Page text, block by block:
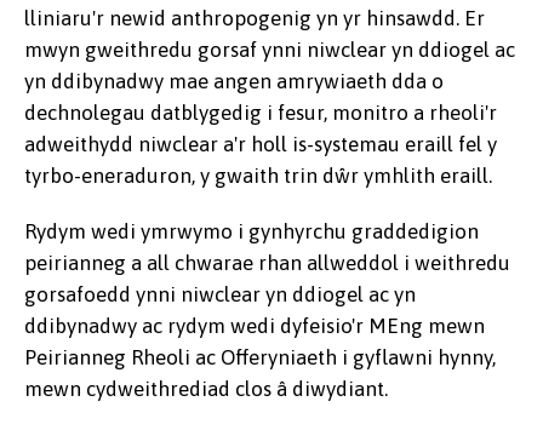
lliniaru'r newid anthropogenig yn yr hinsawdd. Er
mwyn gweithredu gorsaf ynni niwclear yn ddiogel ac
yn ddibynadwy mae angen amrywiaeth dda o
dechnolegau datblygedig i fesur, monitro a rheoli'r
adweithydd niwclear a'r holl is-systemau eraill fel y
tyrbo-eneraduron, y gwaith trin dŵr ymhlith eraill.
Rydym wedi ymrwymo i gynhyrchu graddedigion
peirianneg a all chwarae rhan allweddol i weithredu
gorsafoedd ynni niwclear yn ddiogel ac yn
ddibynadwy ac rydym wedi dyfeisio'r MEng mewn
Peirianneg Rheoli ac Offeryniaeth i gyflawni hynny,
mewn cydweithrediad clos â diwydiant.